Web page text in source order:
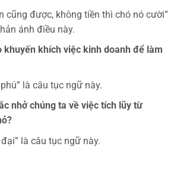
cũng được, không tiền thì chó nó cười”
ánh điều này.
khuyến khích việc kinh doanh để làm
là câu tục ngữ này.
nhở chúng ta về việc tích lũy từ
là câu tục ngữ này.